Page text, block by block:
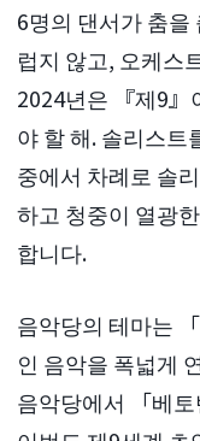
6명의 댄서가 춤을
럽지 않고, 오케스
2024년은 『제9』
야 할 해. 솔리스트
중에서 차례로 솔
하고 청중이 열광
합니다.
음악당의 테마는
인 음악을 폭넓게
음악당에서 「베